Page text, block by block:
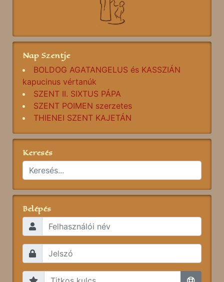
Nap Szentje
BOLDOG AGATANGELUS és KASSZIÁN
kapucinus vértanúk
SZENT II. SIXTUS PÁPA
SZENT POIMEN szerzetes
THIENEI SZENT KAJETÁN
Keresés
Belépés